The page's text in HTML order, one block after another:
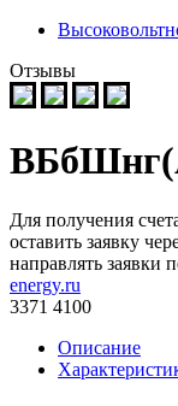
Отзывы
Для получения
оставить заявку
направлять заявки
energy.ru
3371 4100
Описание